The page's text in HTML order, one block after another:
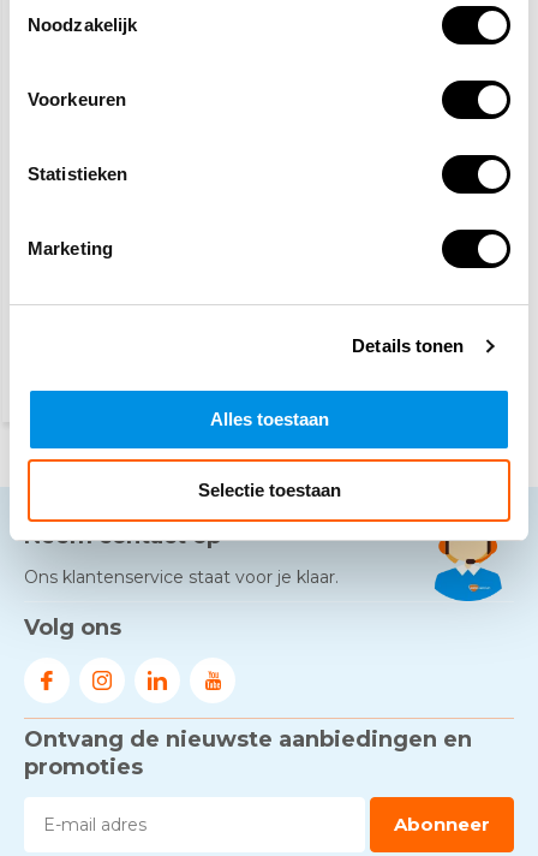
Noodzakelijk
Voorkeuren
Statistieken
Marketing
Details tonen
Alles toestaan
Selectie toestaan
ARBO centrum
15,90
Neem contact op
Ons klantenservice staat voor je klaar.
Volg ons
Ontvang de nieuwste aanbiedingen en
promoties
Abonneer